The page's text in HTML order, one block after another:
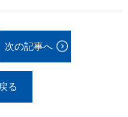
る
次の記事へ